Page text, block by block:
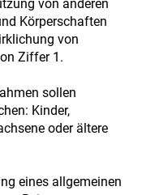
von anderen
Körperschaften
von
Ziffer 1.
sollen
Kinder,
oder ältere
eines allgemeinen